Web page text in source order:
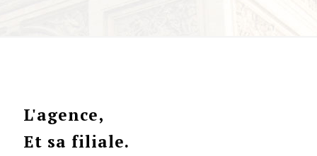
L'agence,
Et sa filiale.